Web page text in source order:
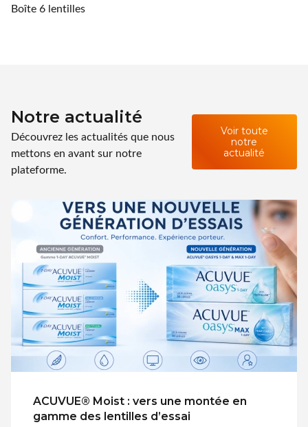
Boîte 6 lentilles
Notre actualité
Découvrez les actualités que nous
mettons en avant sur notre
plateforme.
Voir toute
notre
actualité
ACUVUE® Moist : vers une montée en
gamme des lentilles d’essai